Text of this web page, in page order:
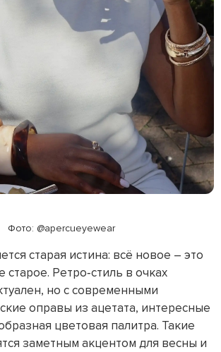
Фото: @apercueyewear
старая истина: всё новое – это
Ретро‑стиль в очках
но с современными
оправы из ацетата, интересные
цветовая палитра. Такие
заметным акцентом для весны и